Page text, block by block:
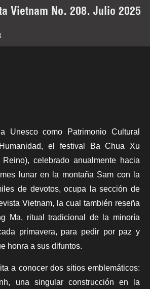
Vietnam No. 208. Julio 2025
Unesco como Patrimonio Cultural
el festival Ba Chua Xu
celebrado anualmente hacia
lunar en la montaña Sam con la
de devotos, ocupa la sección de
Vietnam, la cual también reseña
Ma, ritual tradicional de la minoría
primavera, para pedir por paz y
honra a sus difuntos.
a conocer dos sitios emblemáticos:
una singular construcción en la